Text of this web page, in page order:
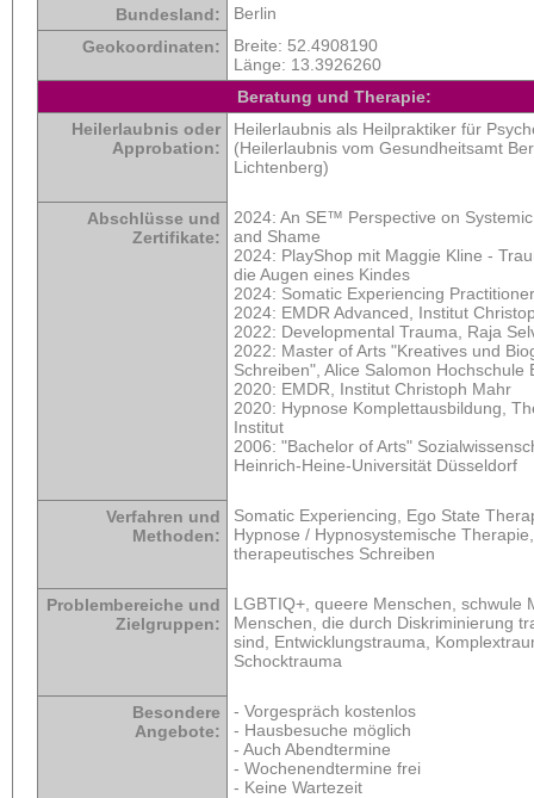
Bundesland:
Berlin
Geokoordinaten:
Breite: 52.4908190
Länge: 13.3926260
Beratung und Therapie:
Heilerlaubnis oder
Approbation:
Heilerlaubnis als Heilpraktiker für
(Heilerlaubnis vom Gesundheitsamt
Lichtenberg)
Abschlüsse und
Zertifikate:
2024: An SE™ Perspective on
and Shame
2024: PlayShop mit Maggie Kline -
die Augen eines Kindes
2024: Somatic Experiencing
2024: EMDR Advanced, Institut
2022: Developmental Trauma, Raja
2022: Master of Arts "Kreatives und
Schreiben", Alice Salomon Hochschule
2020: EMDR, Institut Christoph Mahr
2020: Hypnose Komplettausbildung,
Institut
2006: "Bachelor of Arts"
Heinrich-Heine-Universität Düsseldorf
Verfahren und
Methoden:
Somatic Experiencing, Ego State
Hypnose / Hypnosystemische
therapeutisches Schreiben
Problembereiche und
Zielgruppen:
LGBTIQ+, queere Menschen, schwule
Menschen, die durch Diskriminierung
sind, Entwicklungstrauma,
Schocktrauma
Besondere
Angebote:
- Vorgespräch kostenlos
- Hausbesuche möglich
- Auch Abendtermine
- Wochenendtermine frei
- Keine Wartezeit